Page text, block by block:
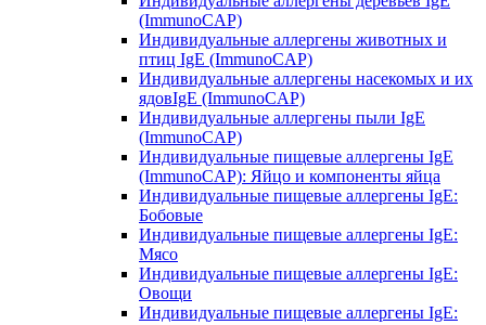
(ImmunoCAP)
Индивидуальные аллергены животных и
птиц IgE (ImmunoCAP)
Индивидуальные аллергены насекомых и их
ядовIgE (ImmunoCAP)
Индивидуальные аллергены пыли IgE
(ImmunoCAP)
Индивидуальные пищевые аллергены IgE
(ImmunoCAP): Яйцо и компоненты яйца
Индивидуальные пищевые аллергены IgE:
Бобовые
Индивидуальные пищевые аллергены IgE:
Мясо
Индивидуальные пищевые аллергены IgE:
Овощи
Индивидуальные пищевые аллергены IgE: